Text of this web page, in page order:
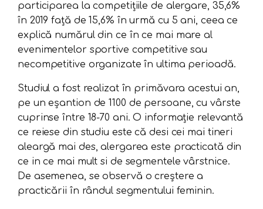
participarea la competițiile de alergare, 35,6%
în 2019 față de 15,6% în urmă cu 5 ani, ceea ce
explică numărul din ce în ce mai mare al
evenimentelor sportive competitive sau
necompetitive organizate în ultima perioadă.
Studiul a fost realizat în primăvara acestui an,
pe un eșantion de 1100 de persoane, cu vârste
cuprinse între 18-70 ani. O informație relevantă
ce reiese din studiu este că desi cei mai tineri
aleargă mai des, alergarea este practicată din
ce in ce mai mult si de segmentele vârstnice.
De asemenea, se observă o creștere a
practicării în rândul segmentului feminin.